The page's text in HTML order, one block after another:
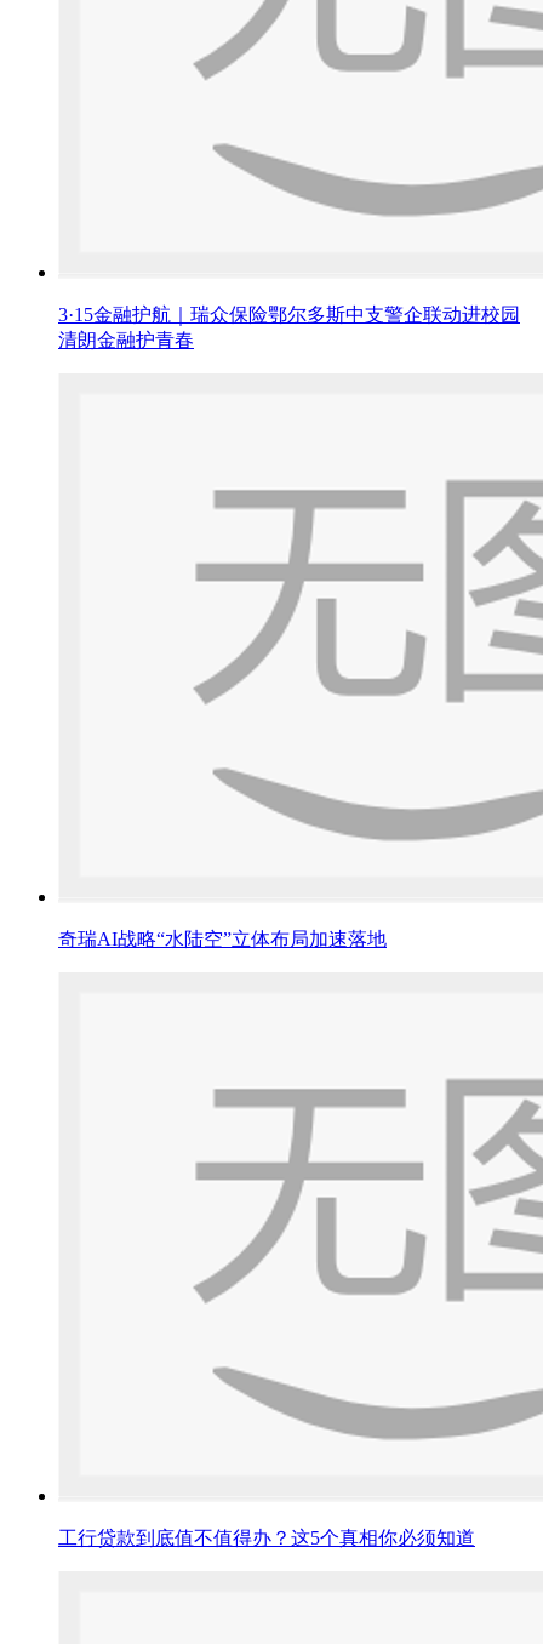
3·15金融护航｜瑞众保险鄂尔多斯中支警企联动进校园
清朗金融护青春
奇瑞AI战略“水陆空”立体布局加速落地
工行贷款到底值不值得办？这5个真相你必须知道